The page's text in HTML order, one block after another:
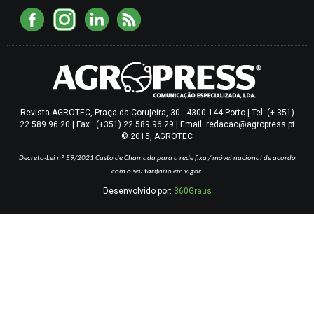
Revista AGROTEC, Praça da Corujeira, 30 - 4300-144 Porto | Tel: (+ 351)
22 589 96 20 | Fax : (+351) 22 589 96 29 | Email: redacao@agropress.pt
© 2015, AGROTEC
Decreto-Lei nº 59/2021 Custo de Chamada para a rede fixa / móvel nacional de acordo
com o seu tarifário em vigor.
Desenvolvido por: 360Graus